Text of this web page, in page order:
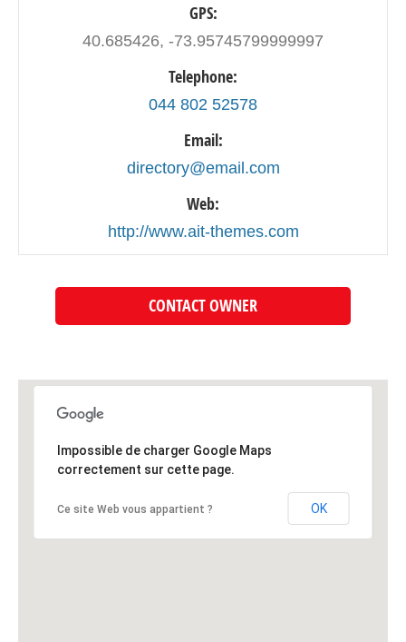
GPS:
40.685426, -73.95745799999997
Telephone:
044 802 52578
Email:
directory@email.com
Web:
http://www.ait-themes.com
CONTACT OWNER
Impossible de charger Google Maps
correctement sur cette page.
Ce site Web vous appartient ? OK